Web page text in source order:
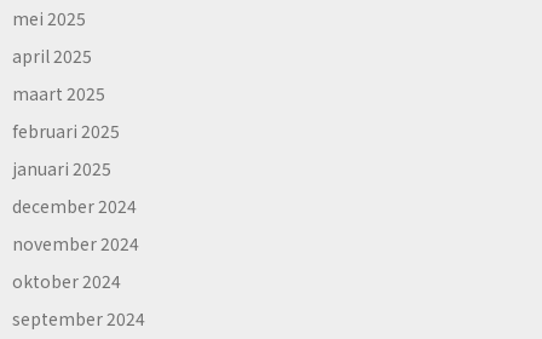
mei 2025
april 2025
maart 2025
februari 2025
januari 2025
december 2024
november 2024
oktober 2024
september 2024